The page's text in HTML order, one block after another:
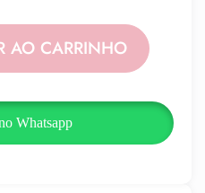
AO CARRINHO
Whatsapp